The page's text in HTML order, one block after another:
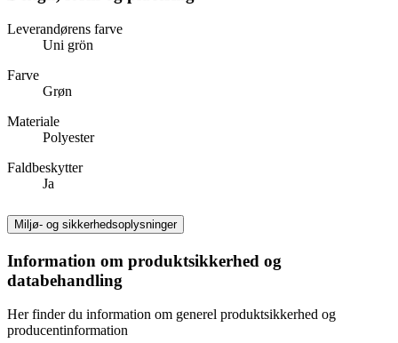
Leverandørens farve
Uni grön
Farve
Grøn
Materiale
Polyester
Faldbeskytter
Ja
Miljø- og sikkerhedsoplysninger
Information om produktsikkerhed og
databehandling
Her finder du information om generel produktsikkerhed og
producentinformation